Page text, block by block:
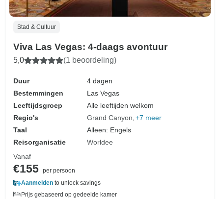
Stad & Cultuur
Viva Las Vegas: 4-daags avontuur
5,0 (1 beoordeling)
Duur
4 dagen
Bestemmingen
Las Vegas
Leeftijdsgroep
Alle leeftijden welkom
Regio's
Grand Canyon +7 meer
Taal
Alleen: Engels
Reisorganisatie
Worldee
Vanaf
€155 per persoon
Aanmelden to unlock savings
Prijs gebaseerd op gedeelde kamer